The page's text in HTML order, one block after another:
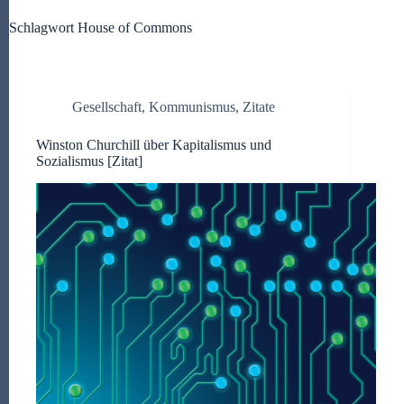
Schlagwort House of Commons
Gesellschaft, Kommunismus, Zitate
Winston Churchill über Kapitalismus und
Sozialismus [Zitat]